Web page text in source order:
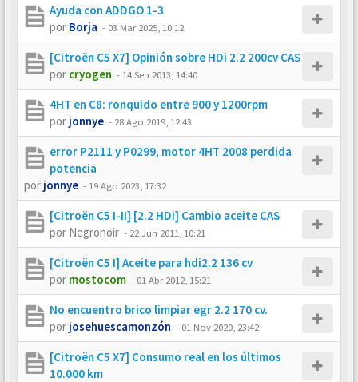
Ayuda con ADDGO 1-3
por Borja - 03 Mar 2025, 10:12
[Citroën C5 X7] Opinión sobre HDi 2.2 200cv CAS
por cryogen - 14 Sep 2013, 14:40
4HT en C8: ronquido entre 900 y 1200rpm
por jonnye - 28 Ago 2019, 12:43
error P2111 y P0299, motor 4HT 2008 perdida
potencia
por jonnye - 19 Ago 2023, 17:32
[Citroën C5 I-II] [2.2 HDi] Cambio aceite CAS
por Negronoir - 22 Jun 2011, 10:21
[Citroën C5 I] Aceite para hdi2.2 136 cv
por mostocom - 01 Abr 2012, 15:21
No encuentro brico limpiar egr 2.2 170 cv.
por josehuescamonzón - 01 Nov 2020, 23:42
[Citroën C5 X7] Consumo real en los últimos
10.000 km